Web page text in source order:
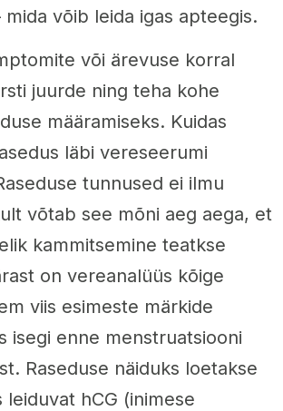
mida võib leida igas apteegis.
või ärevuse korral
juurde ning teha kohe
määramiseks. Kuidas
läbi vereseerumi
tunnused ei ilmu
võtab see mõni aeg aega, et
kammitsemine teatkse
on vereanalüüs kõige
viis esimeste märkide
isegi enne menstruatsiooni
Raseduse näiduks loetakse
hCG (inimese